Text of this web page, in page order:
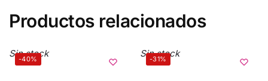
Productos relacionados
-40%
Sin stock -31%
Sin stock